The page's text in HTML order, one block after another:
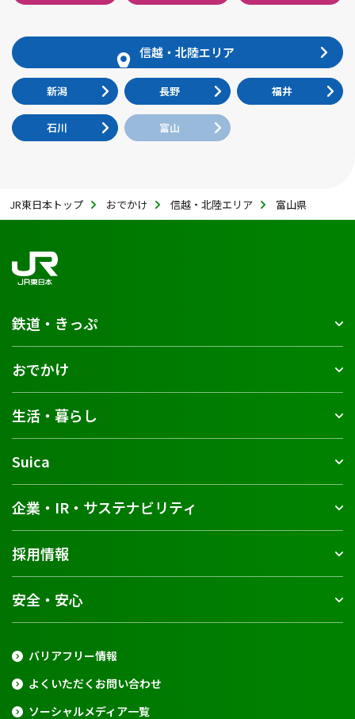
信越・北陸エリア
新潟 長野 福井
石川 富山
JR東日本トップ おでかけ 信越・北陸エリア 富山県
鉄道・きっぷ
おでかけ
生活・暮らし
Suica
企業・IR・サステナビリティ
採用情報
安全・安心
バリアフリー情報
よくいただくお問い合わせ
ソーシャルメディア一覧